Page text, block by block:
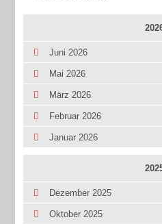
Juni 2026
Mai 2026
März 2026
Februar 2026
Januar 2026
Dezember 2025
Oktober 2025